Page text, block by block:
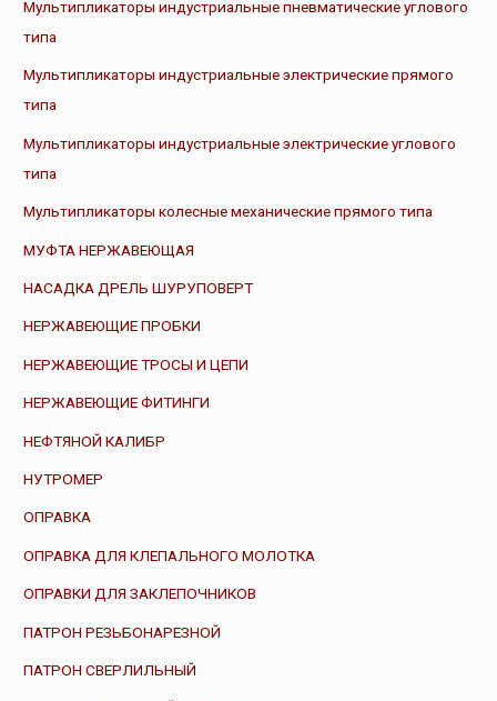
Мультипликаторы индустриальные пневматические углового
типа
Мультипликаторы индустриальные электрические прямого
типа
Мультипликаторы индустриальные электрические углового
типа
Мультипликаторы колесные механические прямого типа
МУФТА НЕРЖАВЕЮЩАЯ
НАСАДКА ДРЕЛЬ ШУРУПОВЕРТ
НЕРЖАВЕЮЩИЕ ПРОБКИ
НЕРЖАВЕЮЩИЕ ТРОСЫ И ЦЕПИ
НЕРЖАВЕЮЩИЕ ФИТИНГИ
НЕФТЯНОЙ КАЛИБР
НУТРОМЕР
ОПРАВКА
ОПРАВКА ДЛЯ КЛЕПАЛЬНОГО МОЛОТКА
ОПРАВКИ ДЛЯ ЗАКЛЕПОЧНИКОВ
ПАТРОН РЕЗЬБОНАРЕЗНОЙ
ПАТРОН СВЕРЛИЛЬНЫЙ